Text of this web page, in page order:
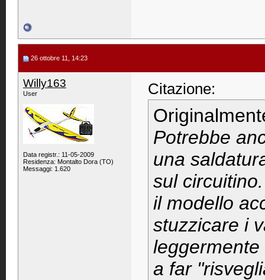
26 ottobre 11, 14:23
Willy163
User
Data registr.: 11-05-2009
Residenza: Montalto Dora (TO)
Messaggi: 1.620
Citazione:
Potrebbe
una
sul
il modello
stuzzicare i
a far